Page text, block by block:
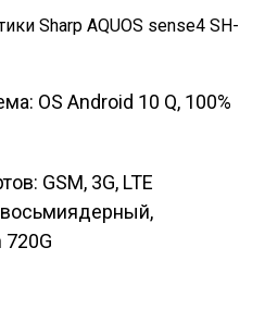
Sharp AQUOS sense4 SH-
OS Android 10 Q, 100%
GSM, 3G, LTE
720G